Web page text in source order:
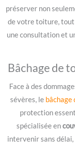
préserver non
de votre toiture,
une consultation et
Bâchage de
Face à des
sévères, le bâchage
protection
spécialisée en
intervenir sans